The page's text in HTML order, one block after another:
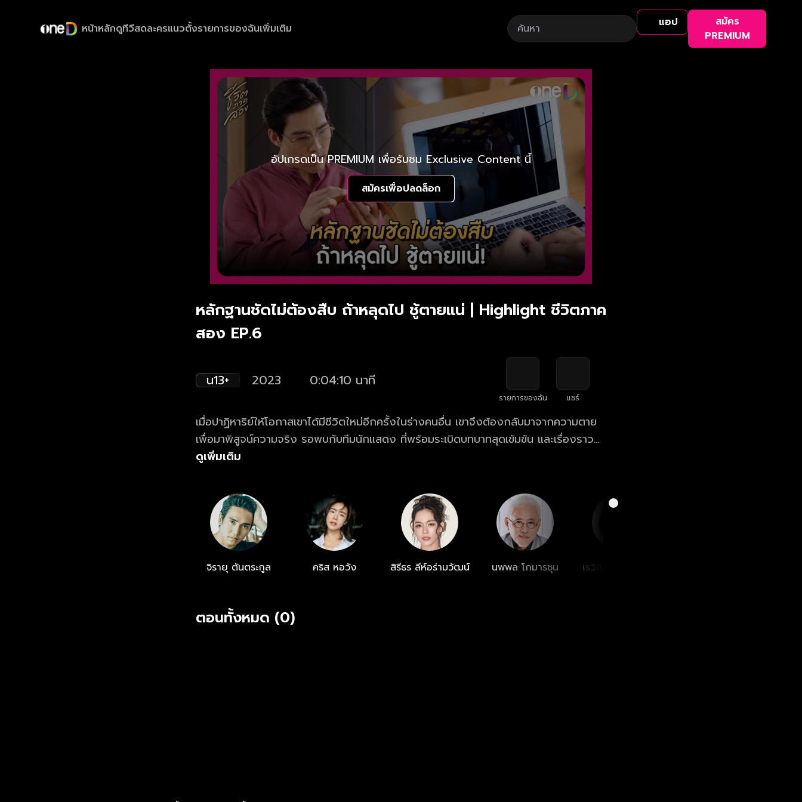
หน้าหลักดูทีวีสดละครแนวตั้งรายการของฉันเพิ่มเติม แอป
สมัคร
PREMIUM
อัปเกรดเป็น PREMIUM เพื่อรับชม Exclusive Content นี้
สมัครเพื่อปลดล็อก
หลักฐานชัดไม่ต้องสืบ ถ้าหลุดไป ชู้ตายแน่ | Highlight ชีวิตภาค
สอง EP.6
น13+ 2023 0:04:10 นาที
รายการของฉัน แชร์
เมื่อปาฏิหาริย์ให้โอกาสเขาได้มีชีวิตใหม่อีกครั้งในร่างคนอื่น เขาจึงต้องกลับมาจากความตาย
เพื่อมาพิสูจน์ความจริง รอพบกับทีมนักแสดง ที่พร้อมระเบิดบทบาทสุดเข้มข้น และเรื่องราว
สุดจะคาดเดา ติดตามชม ละคร ชีวิตภาคสอง ตอนใหม่ล่าสุด ทุกวันจันทร์ - อังคาร เวลา
ทางเว็บไซต์และแอปฯ oneD.net
ดูเพิ่มเติม
จิรายุ ตันตระกูล คริส หอวัง สิรีธร ลีห์อร่ามวัฒน์ นพพล โกมารชุน เรวิญานันท์ ทาเกิด
ตอนทั้งหมด (0)